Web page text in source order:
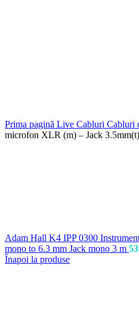
Prima pagină Live Cabluri Cabluri
microfon XLR (m) – Jack
Adam Hall K4 IPP 0300
mono to 6.3 mm Jack mono 3 m 53
Înapoi la produse